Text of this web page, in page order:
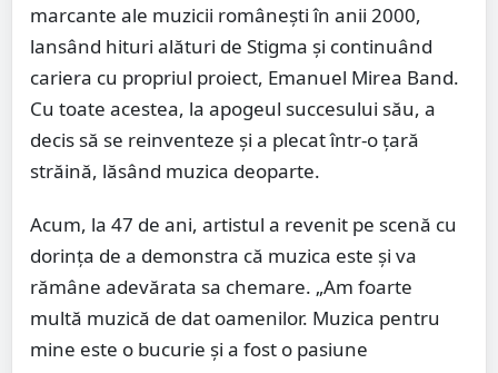
marcante ale muzicii românești în anii 2000,
lansând hituri alături de Stigma și continuând
cariera cu propriul proiect, Emanuel Mirea Band.
Cu toate acestea, la apogeul succesului său, a
decis să se reinventeze și a plecat într-o țară
străină, lăsând muzica deoparte.
Acum, la 47 de ani, artistul a revenit pe scenă cu
dorința de a demonstra că muzica este și va
rămâne adevărata sa chemare. „Am foarte
multă muzică de dat oamenilor. Muzica pentru
mine este o bucurie și a fost o pasiune